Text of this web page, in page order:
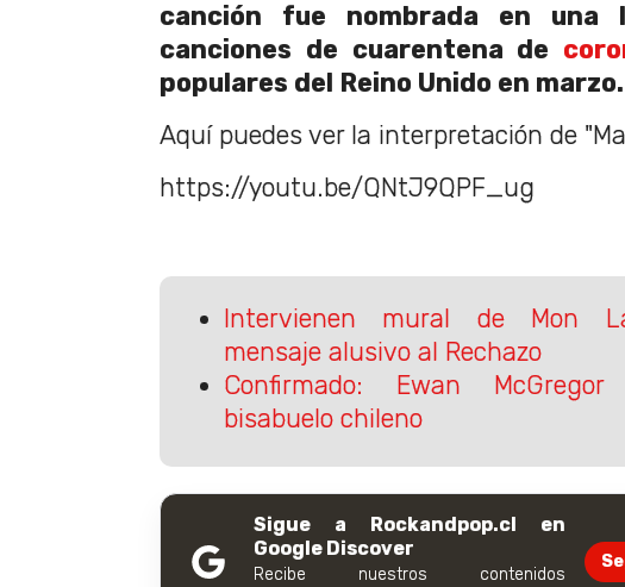
canción fue nombrada en una
canciones de cuarentena de
populares del Reino Unido en marzo.
Aquí puedes ver la interpretación de
https://youtu.be/QNtJ9QPF_ug
Intervienen mural de Mon
mensaje alusivo al Rechazo
Confirmado: Ewan
bisabuelo chileno
Sigue a Rockandpop.cl en
Google Discover
Recibe nuestros contenidos